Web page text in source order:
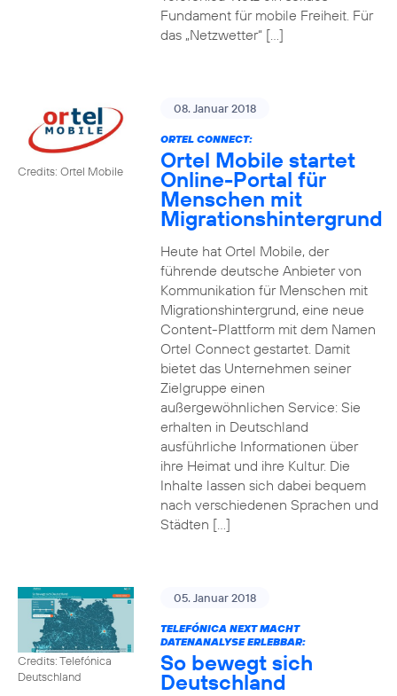
Fundament für mobile Freiheit. Für
das „Netzwetter“ […]
Credits: Ortel Mobile
08. Januar 2018
ORTEL CONNECT:
Ortel Mobile startet
Online-Portal für
Menschen mit
Migrationshintergrund
Heute hat Ortel Mobile, der
führende deutsche Anbieter von
Kommunikation für Menschen mit
Migrationshintergrund, eine neue
Content-Plattform mit dem Namen
Ortel Connect gestartet. Damit
bietet das Unternehmen seiner
Zielgruppe einen
außergewöhnlichen Service: Sie
erhalten in Deutschland
ausführliche Informationen über
ihre Heimat und ihre Kultur. Die
Inhalte lassen sich dabei bequem
nach verschiedenen Sprachen und
Städten […]
Credits: Telefónica
Deutschland
05. Januar 2018
TELEFÓNICA NEXT MACHT
DATENANALYSE ERLEBBAR:
So bewegt sich
Deutschland